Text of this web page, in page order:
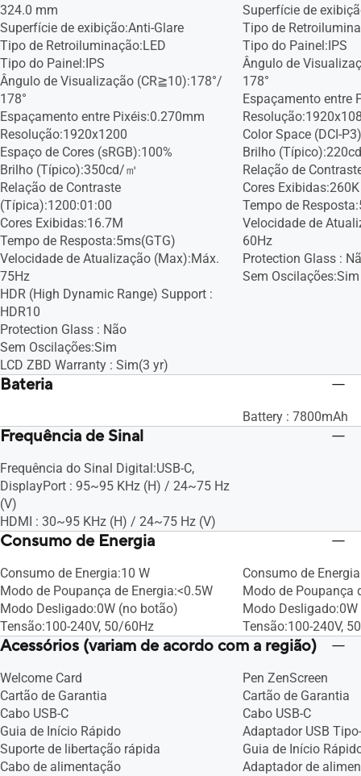
324.0 mm
Superfície de exibição:Anti-Glare
Tipo de Retroiluminação:LED
Tipo do Painel:IPS
Ângulo de Visualização (CR≧10):178°/
178°
Espaçamento entre Pixéis:0.270mm
Resolução:1920x1200
Espaço de Cores (sRGB):100%
Brilho (Típico):350cd/㎡
Relação de Contraste
(Típica):1200:01:00
Cores Exibidas:16.7M
Tempo de Resposta:5ms(GTG)
Velocidade de Atualização (Max):Máx.
75Hz
HDR (High Dynamic Range) Support :
HDR10
Protection Glass : Não
Sem Oscilações:Sim
LCD ZBD Warranty : Sim(3 yr)
Superfície de
Tipo de
Tipo do Painel:IPS
Ângulo de
178°
Espaçamento entre
Color Space (DCI-
Brilho
Relação de
Cores Exibidas:260K
Tempo de
Velocidade de
60Hz
Protection Glass :
Sem Oscilações:Sim
Bateria
Battery : 7800mAh
Frequência de Sinal
Frequência do Sinal Digital:USB-C,
DisplayPort : 95~95 KHz (H) / 24~75 Hz
(V)
HDMI : 30~95 KHz (H) / 24~75 Hz (V)
Consumo de Energia
Consumo de Energia:10 W
Modo de Poupança de Energia:<0.5W
Modo Desligado:0W (no botão)
Tensão:100-240V, 50/60Hz
Consumo de
Modo de Poupança
Modo
Tensão:100-240V,
Acessórios (variam de acordo com a região)
Welcome Card
Cartão de Garantia
Cabo USB-C
Guia de Início Rápido
Suporte de libertação rápida
Cabo de alimentação
Pen ZenScreen
Cartão de Garantia
Cabo USB-C
Adaptador USB
Guia de Início
Adaptador de